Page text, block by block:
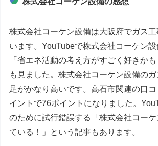
株式会社コーケン設備は大阪府でガス
います。YouTubeで株式会社コーケン
「省エネ活動の考え方がすごく好きか
も見ました。株式会社コーケン設備の
足がかなり高いです。高石市関連の口
イントで76ポイントになりました。
のために試行錯誤する「株式会社コー
ている！」という記事もあります。